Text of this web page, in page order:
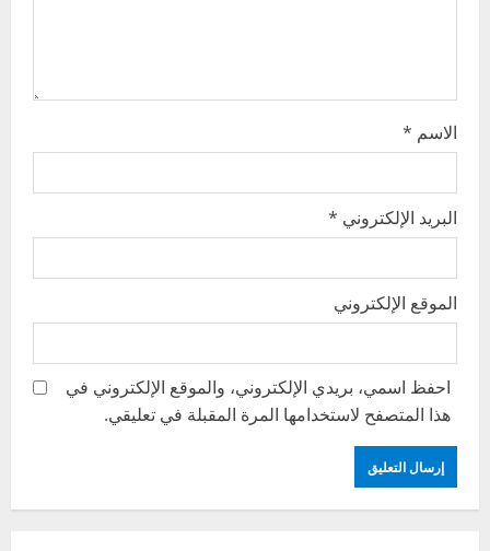
n
الاسم *
البريد الإلكتروني *
الموقع الإلكتروني
احفظ اسمي، بريدي الإلكتروني، والموقع الإلكتروني في
هذا المتصفح لاستخدامها المرة المقبلة في تعليقي.